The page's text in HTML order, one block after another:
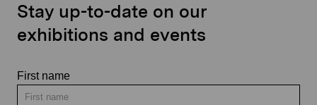
Stay up-to-date on our
exhibitions and events
First name